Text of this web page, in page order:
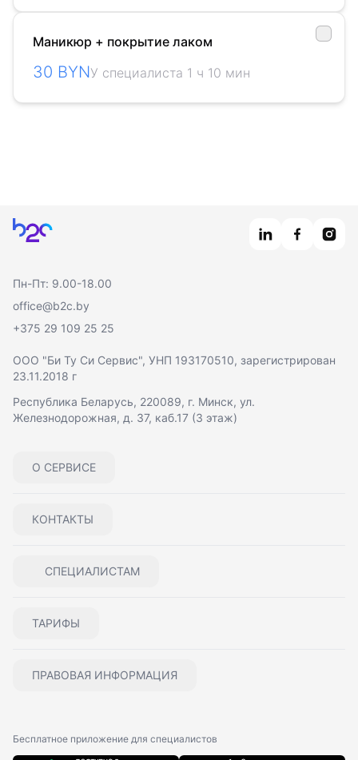
Маникюр + покрытие лаком
30 BYNУ специалиста 1 ч 10 мин
Главная
Пн-Пт: 9.00-18.00
office@b2c.by
+375 29 109 25 25
О СЕРВИСЕ
КОНТАКТЫ
СПЕЦИАЛИСТАМ
ТАРИФЫ
ПРАВОВАЯ ИНФОРМАЦИЯ
ООО "Би Ту Си Сервис", УНП 193170510, зарегистрирован
23.11.2018 г
Республика Беларусь, 220089, г. Минск, ул.
Железнодорожная, д. 37, каб.17 (3 этаж)
Бесплатное приложение для специалистов